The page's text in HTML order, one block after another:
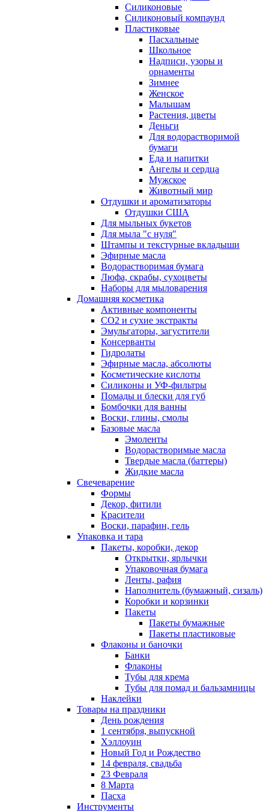
Силиконовые
Силиконовый компаунд
Пластиковые
Пасхальные
Школьное
Надписи, узоры и
орнаменты
Зимнее
Женское
Малышам
Растения, цветы
Деньги
Для водорастворимой
бумаги
Еда и напитки
Ангелы и сердца
Мужское
Животный мир
Отдушки и ароматизаторы
Отдушки США
Для мыльных букетов
Для мыла "с нуля"
Штампы и текстурные вкладыши
Эфирные масла
Водорастворимая бумага
Люфа, скрабы, сухоцветы
Наборы для мыловарения
Домашняя косметика
Активные компоненты
СО2 и сухие экстракты
Эмульгаторы, загустители
Консерванты
Гидролаты
Эфирные масла, абсолюты
Косметические кислоты
Силиконы и УФ-фильтры
Помады и блески для губ
Бомбочки для ванны
Воски, глины, смолы
Базовые масла
Эмоленты
Водорастворимые масла
Твердые масла (баттеры)
Жидкие масла
Свечеварение
Формы
Декор, фитили
Красители
Воски, парафин, гель
Упаковка и тара
Пакеты, коробки, декор
Открытки, ярлычки
Упаковочная бумага
Ленты, рафия
Наполнитель (бумажный, сизаль)
Коробки и корзинки
Пакеты
Пакеты бумажные
Пакеты пластиковые
Флаконы и баночки
Банки
Флаконы
Тубы для крема
Тубы для помад и бальзамницы
Наклейки
Товары на праздники
День рождения
1 сентября, выпускной
Хэллоуин
Новый Год и Рождество
14 февраля, свадьба
23 Февраля
8 Марта
Пасха
Инструменты